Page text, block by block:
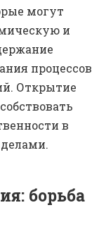
могут
и
процессов
Открытие
в
борьба